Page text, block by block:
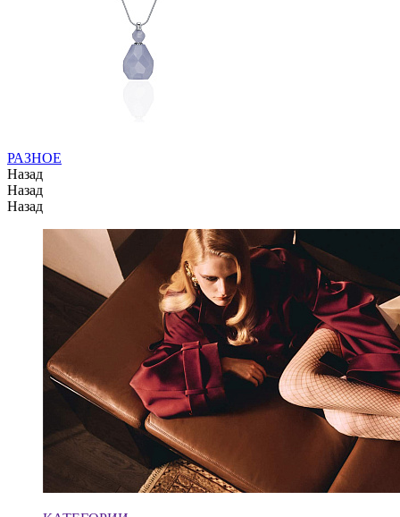
РАЗНОЕ
Назад
Назад
Назад